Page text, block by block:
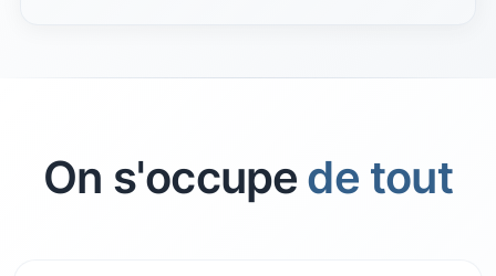
On s'occupe de tout